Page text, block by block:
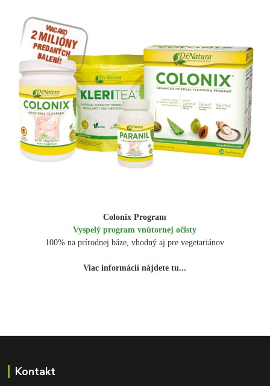
Colonix Program
Vyspelý program vnútornej očisty
100% na prírodnej báze, vhodný aj pre vegetariánov
Viac informácií nájdete tu...
Kontakt